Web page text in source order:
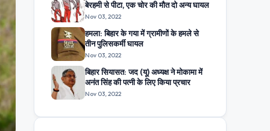
बेरहमी से पीटा, एक चोर की मौत दो अन्य घायल
Nov 03, 2022
हमला: बिहार के गया में ग्रामीणों के हमले से
तीन पुलिसकर्मी घायल
Nov 03, 2022
बिहार सियासत: जद (यू) अध्यक्ष ने मोकामा में
अनंत सिंह की पत्नी के लिए किया प्रचार
Nov 03, 2022